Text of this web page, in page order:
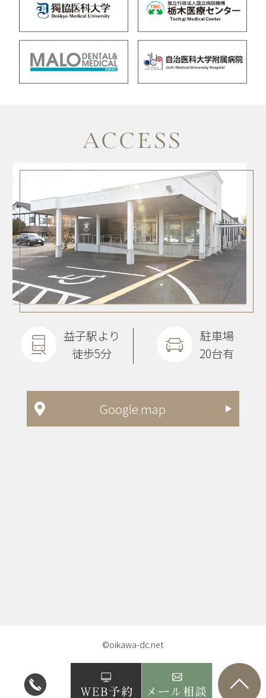
Google map
ACCESS
益子駅より
徒歩5分
駐車場
20台有
©oikawa-dc.net